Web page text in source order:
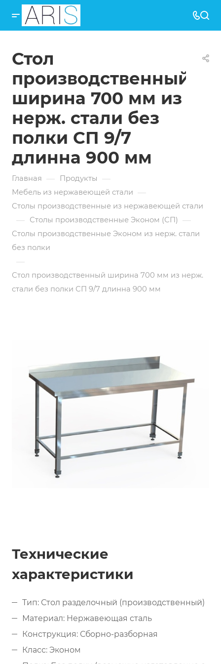
Стол
производственный
ширина 700 мм из
нерж. стали без
полки СП 9/7
длинна 900 мм
Главная — Продукты —
Мебель из нержавеющей стали —
Столы производственные из нержавеющей стали
— Столы производственные Эконом (СП) —
Столы производственные Эконом из нерж. стали
без полки
—
Стол производственный ширина 700 мм из нерж.
стали без полки СП 9/7 длинна 900 мм
Технические
характеристики
Тип: Стол разделочный (производственный)
Материал: Нержавеющая сталь
Конструкция: Сборно-разборная
Класс: Эконом